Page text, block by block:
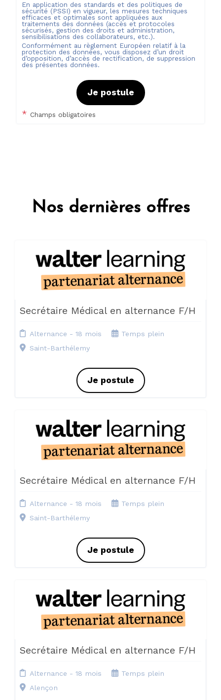
En application des standards et des politiques de
sécurité (PSSI) en vigueur, les mesures techniques
efficaces et optimales sont appliquées aux
traitements des données (accès et protocoles
sécurisés, gestion des droits et administration,
sensibilisations des collaborateurs, etc.).
Conformément au règlement Européen relatif à la
protection des données, vous disposez d’un droit
d’opposition, d’accès de rectification, de suppression
des présentes données.
Je postule
* Champs obligatoires
Nos dernières offres
Secrétaire Médical en alternance F/H
Alternance - 18 mois
Temps plein
Saint-Barthélemy
Je postule
Secrétaire Médical en alternance F/H
Alternance - 18 mois
Temps plein
Saint-Barthélemy
Je postule
Secrétaire Médical en alternance F/H
Alternance - 18 mois
Temps plein
Alençon